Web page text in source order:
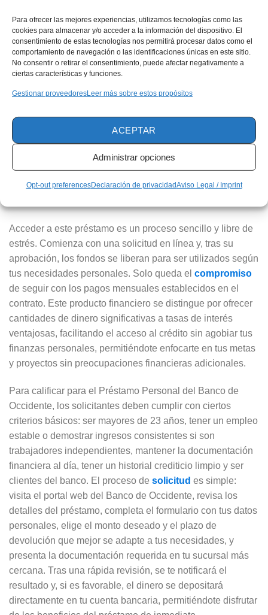
Para ofrecer las mejores experiencias, utilizamos tecnologías como las
cookies para almacenar y/o acceder a la información del dispositivo. El
consentimiento de estas tecnologías nos permitirá procesar datos como el
comportamiento de navegación o las identificaciones únicas en este sitio.
No consentir o retirar el consentimiento, puede afectar negativamente a
ciertas características y funciones.
Gestionar proveedoresLeer más sobre estos propósitos
ACEPTAR
Administrar opciones
Opt-out preferencesDeclaración de privacidadAviso Legal / Imprint
préstamo personal adecuado
Este préstamo destaca por ofrecer montos desde 2
millones de pesos, con cuotas fijas, tasas de interés
meses. No requiere aval ni garantía y permite pagos
crediticio. Por todas estas razones, el Préstamo Personal
del Banco de Occidente es una solución financiera ideal
para aquellos que buscan cubrir sus necesidades
económicas de manera eficiente, con facilidades y
beneficiosque hacen realidad tus proyectos personales
Acceder a este préstamo es un proceso sencillo y libre de
estrés. Comienza con una solicitud en línea y, tras su
aprobación, los fondos se liberan para ser utilizados según
tus necesidades personales. Solo queda el compromiso
de seguir con los pagos mensuales establecidos en el
contrato. Este producto financiero se distingue por ofrecer
cantidades de dinero significativas a tasas de interés
ventajosas, facilitando el acceso al crédito sin agobiar tus
finanzas personales, permitiéndote enfocarte en tus metas
y proyectos sin preocupaciones financieras adicionales.
Para calificar para el Préstamo Personal del Banco de
Occidente, los solicitantes deben cumplir con ciertos
criterios básicos: ser mayores de 23 años, tener un empleo
estable o demostrar ingresos consistentes si son
trabajadores independientes, mantener la documentación
financiera al día, tener un historial crediticio limpio y ser
clientes del banco. El proceso de solicitud es simple:
visita el portal web del Banco de Occidente, revisa los
detalles del préstamo, completa el formulario con tus datos
personales, elige el monto deseado y el plazo de
devolución que mejor se adapte a tus necesidades, y
presenta la documentación requerida en tu sucursal más
cercana. Tras una rápida revisión, se te notificará el
resultado y, si es favorable, el dinero se depositará
directamente en tu cuenta bancaria, permitiéndote disfrutar